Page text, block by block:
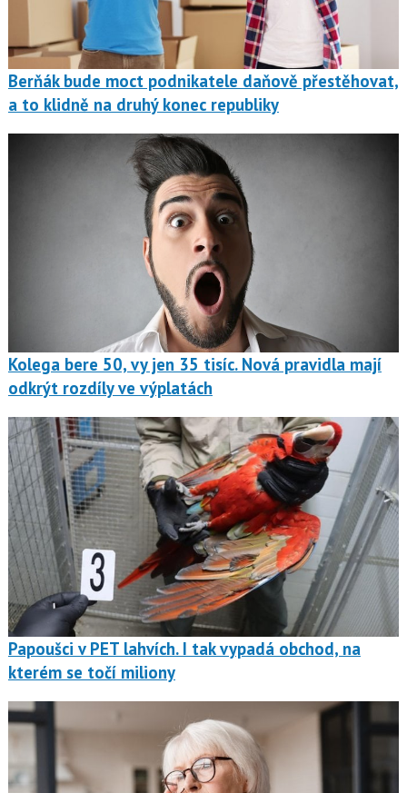
Berňák bude moct podnikatele daňově přestěhovat,
a to klidně na druhý konec republiky
Kolega bere 50, vy jen 35 tisíc. Nová pravidla mají
odkrýt rozdíly ve výplatách
Papoušci v PET lahvích. I tak vypadá obchod, na
kterém se točí miliony